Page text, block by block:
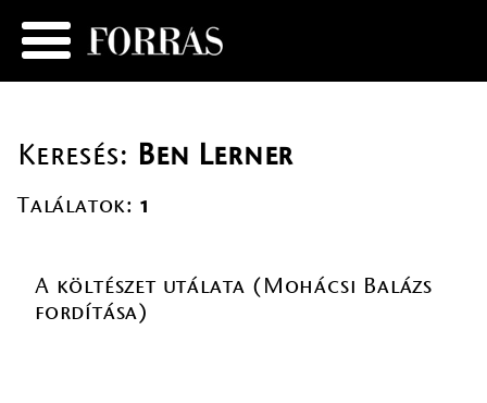
Keresés: Ben Lerner
Találatok: 1
A költészet utálata (Mohácsi Balázs
fordítása)